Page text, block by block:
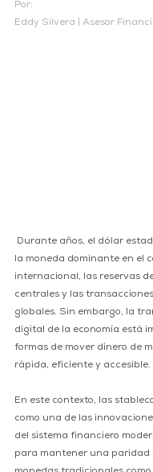
Por:
Eddy Silvera | Asesor
Durante años, el dólar
la moneda dominante en el
internacional, las reservas
centrales y las
globales. Sin embargo, la
digital de la economía está
formas de mover dinero de
rápida, eficiente y accesible.
En este contexto, las
como una de las
del sistema financiero
para mantener una paridad